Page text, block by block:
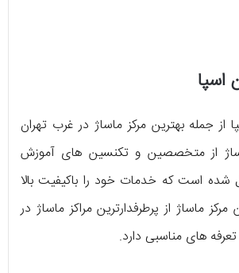
اسپا
از جمله بهترین مرکز ماساژ در غرب تهران
از متخصصین و تکنسین های آموزش
شده است که خدمات خود را باکیفیت بالا
ماساژ از پرطرفدارترین مراکز ماساژ در
های مناسبی دارد.